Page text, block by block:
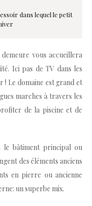
dans lequel le petit
vous accueillera
Ici pas de TV dans les
! Le domaine est grand et
marches à travers les
de la piscine et de
le bâtiment principal ou
des éléments anciens
en pierre ou ancienne
un superbe mix.